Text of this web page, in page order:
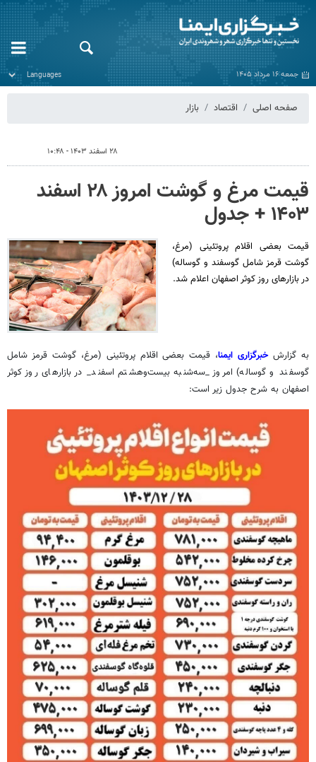
جمعه ۱۶ مرداد ۱۴۰۵
صفحه اصلی اقتصاد بازار
۲۸ اسفند ۱۴۰۳ - ۱۰:۴۸
قیمت مرغ و گوشت امروز ۲۸ اسفند
۱۴۰۳ + جدول
قیمت بعضی اقلام پروتئینی (مرغ،
گوشت قرمز شامل گوسفند و گوساله)
در بازارهای روز کوثر اصفهان اعلام شد.
به گزارش خبرگزاری ایمنا، قیمت بعضی اقلام پروتئینی (مرغ، گوشت قرمز شامل
گوسفند و گوساله) امروز _سه‌شنبه بیست‌وهشتم اسفند_ در بازارهای روز کوثر
اصفهان به شرح جدول زیر است: